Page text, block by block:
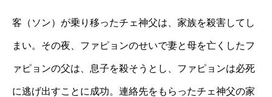
客（ソン）が乗り移ったチェ神父は、家族を殺害してし
まい。その夜、ファピョンのせいで妻と母を亡くしたフ
ァピョンの父は、息子を殺そうとし、ファピョンは必死
に逃げ出すことに成功。連絡先をもらったチェ神父の家